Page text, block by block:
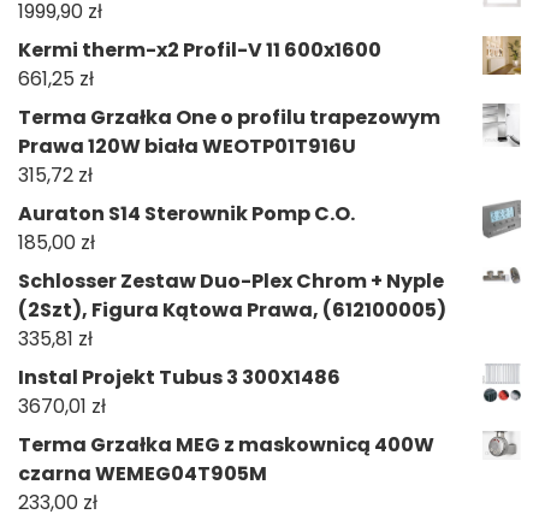
1999,90 zł
Kermi therm-x2 Profil-V 11 600x1600
661,25 zł
Terma Grzałka One o profilu trapezowym
Prawa 120W biała WEOTP01T916U
315,72 zł
Auraton S14 Sterownik Pomp C.O.
185,00 zł
Schlosser Zestaw Duo-Plex Chrom + Nyple
(2Szt), Figura Kątowa Prawa, (612100005)
335,81 zł
Instal Projekt Tubus 3 300X1486
3670,01 zł
Terma Grzałka MEG z maskownicą 400W
czarna WEMEG04T905M
233,00 zł